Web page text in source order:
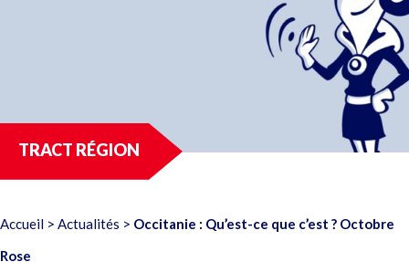
TRACT RÉGION
Accueil > Actualités > Occitanie : Qu’est-ce que c’est ? Octobre
Rose